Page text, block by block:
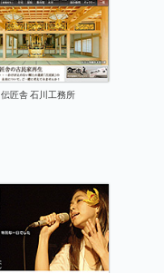
伝匠舎 石川工務所